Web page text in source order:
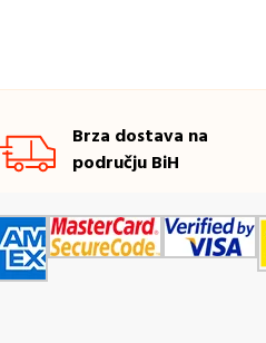
Brza dostava na
području BiH